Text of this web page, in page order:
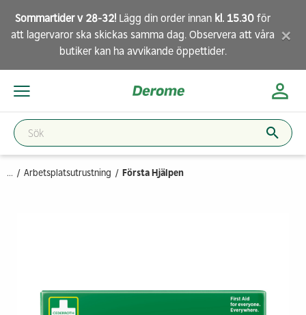
Sommartider v 28-32! Lägg din order innan kl. 15.30 för
att lagervaror ska skickas samma dag. Observera att våra
butikerkan ha avvikande öppettider. ×
... Arbetsplatsutrustning Första Hjälpen